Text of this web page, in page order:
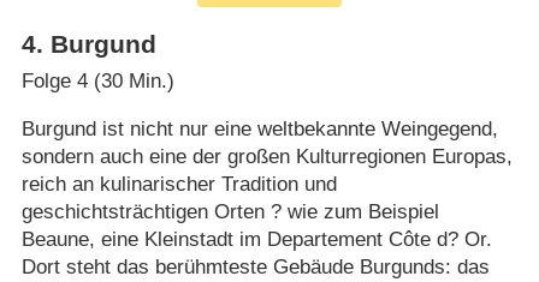
4. Burgund
Folge 4 (30 Min.)
Burgund ist nicht nur eine weltbekannte Weingegend,
sondern auch eine der großen Kulturregionen Europas,
reich an kulinarischer Tradition und
geschichtsträchtigen Orten ? wie zum Beispiel
Beaune, eine Kleinstadt im Departement Côte d? Or.
Dort steht das berühmteste Gebäude Burgunds: das